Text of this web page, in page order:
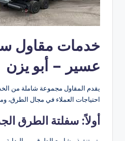
خدمات مقاول
عسير – أبو يزن
يقدم المقاول مجموعة شاملة من
احتياجات العملاء في مجال الطرق،
أولاً: سفلتة الطرق